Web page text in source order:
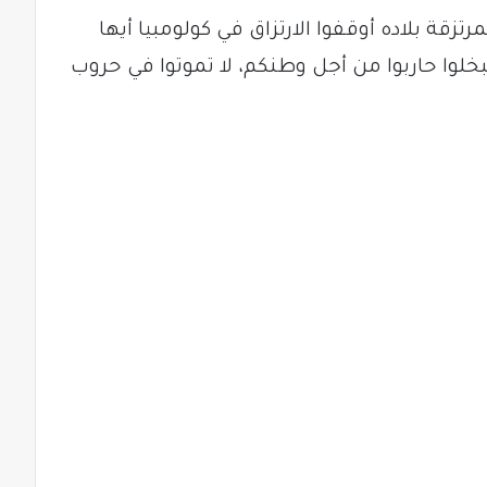
بلاده أوقفوا الارتزاق في كولومبيا أيها
حاربوا من أجل وطنكم، لا تموتوا في حروب